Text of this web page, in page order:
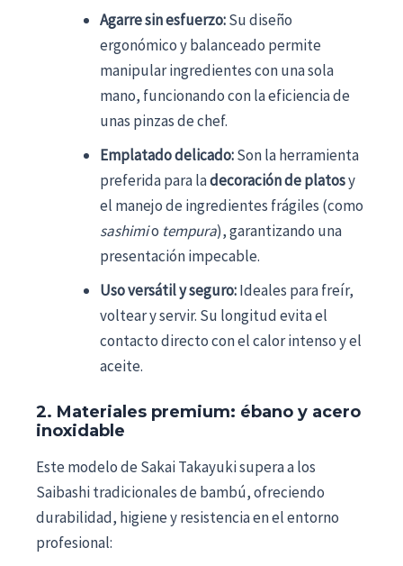
Agarre sin esfuerzo:Su diseño
ergonómico y balanceado permite
manipular ingredientes con una sola
mano, funcionando con la eficiencia de
unas pinzas de chef.
Emplatado delicado:Son la herramienta
preferida para ladecoración de platosy
el manejo de ingredientes frágiles (como
sashimio tempura), garantizando una
presentación impecable.
Uso versátil y seguro:Ideales para freír,
voltear y servir. Su longitud evita el
contacto directo con el calor intenso y el
aceite.
2. Materiales premium: ébano y acero
inoxidable
Este modelo de Sakai Takayuki supera a los
Saibashi tradicionales de bambú, ofreciendo
durabilidad, higiene y resistencia en el entorno
profesional: